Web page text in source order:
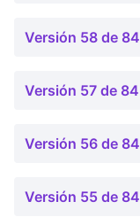
Versión 58 de 84
Versión 57 de 84
Versión 56 de 84
Versión 55 de 84